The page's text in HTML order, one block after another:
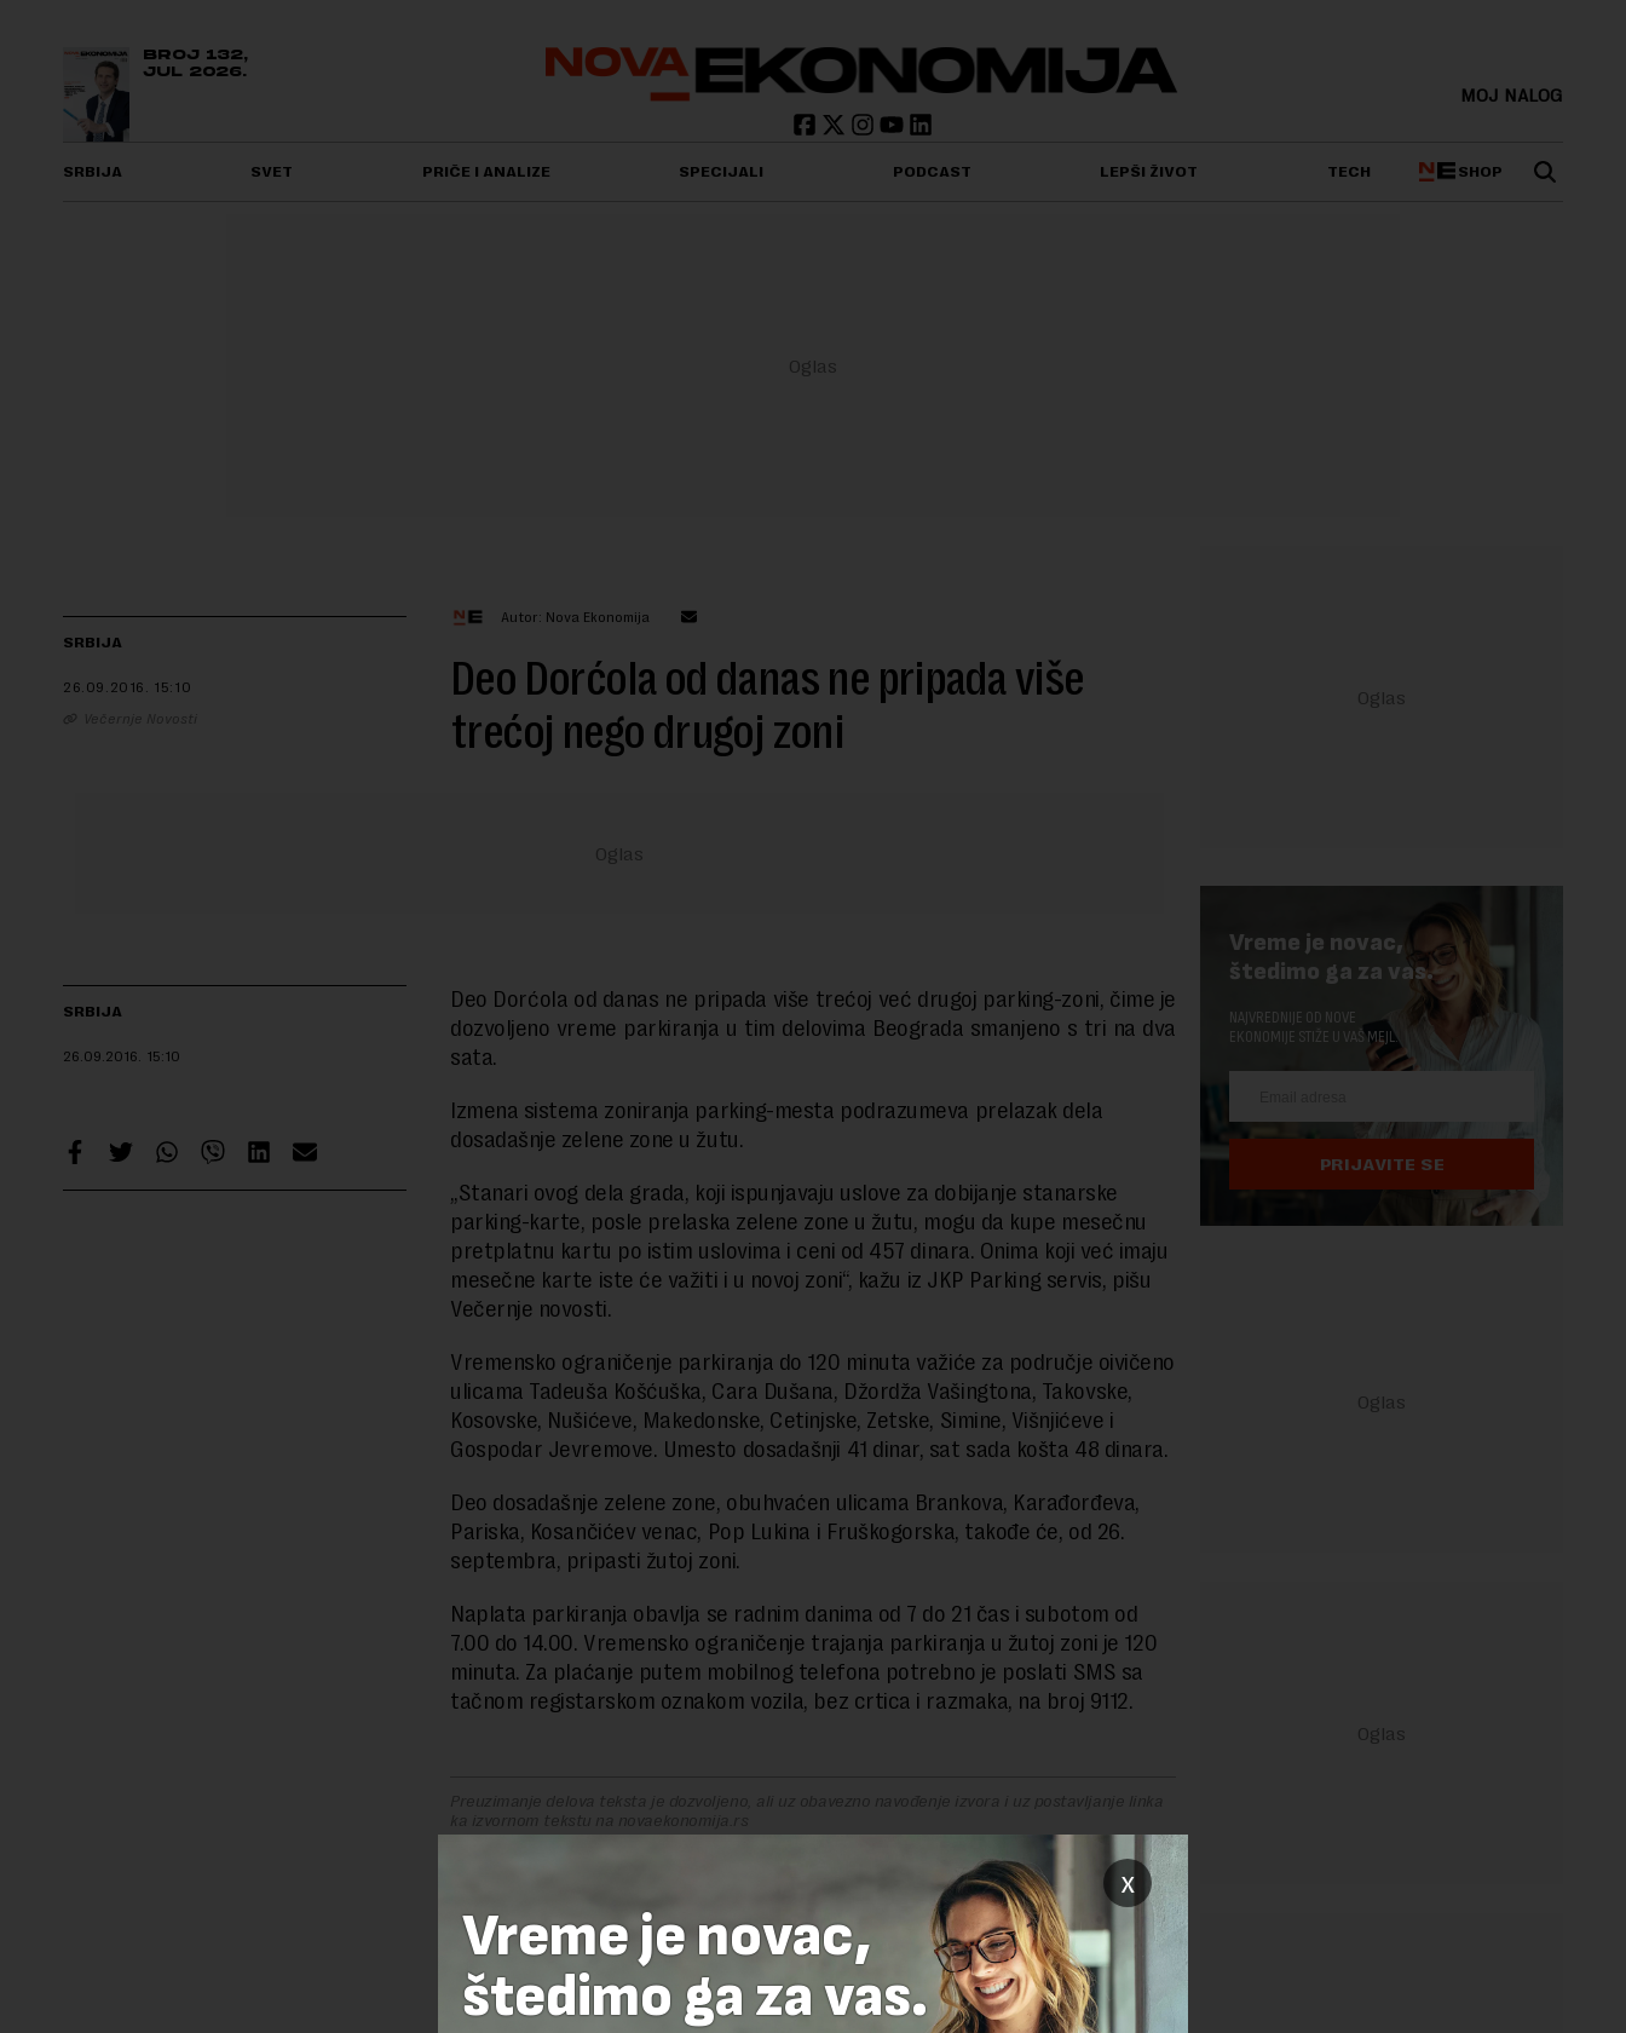
BROJ 132,
JUL 2026.
MOJ NALOG
SRBIJA SVET PRIČE I ANALIZE SPECIJALI PODCAST LEPŠI ŽIVOT TECH SHOP
SRBIJA
26.09.2016. 15:10
Večernje Novosti
Autor: Nova Ekonomija
Deo Dorćola od danas ne pripada više
trećoj nego drugoj zoni
SRBIJA
26.09.2016. 15:10
Deo Dorćola od danas ne pripada više trećoj već drugoj parking-zoni, čime je
dozvoljeno vreme parkiranja u tim delovima Beograda smanjeno s tri na dva
sata.
Izmena sistema zoniranja parking-mesta podrazumeva prelazak dela
dosadašnje zelene zone u žutu.
„Stanari ovog dela grada, koji ispunjavaju uslove za dobijanje stanarske
parking-karte, posle prelaska zelene zone u žutu, mogu da kupe mesečnu
pretplatnu kartu po istim uslovima i ceni od 457 dinara. Onima koji već imaju
mesečne karte iste će važiti i u novoj zoni“, kažu iz JKP Parking servis, pišu
Večernje novosti.
Vremensko ograničenje parkiranja do 120 minuta važiće za područje oivičeno
ulicama Tadeuša Košćuška, Cara Dušana, Džordža Vašingtona, Takovske,
Kosovske, Nušićeve, Makedonske, Cetinjske, Zetske, Simine, Višnjićeve i
Gospodar Jevremove. Umesto dosadašnji 41 dinar, sat sada košta 48 dinara.
Deo dosadašnje zelene zone, obuhvaćen ulicama Brankova, Karađorđeva,
Pariska, Kosančićev venac, Pop Lukina i Fruškogorska, takođe će, od 26.
septembra, pripasti žutoj zoni.
Naplata parkiranja obavlja se radnim danima od 7 do 21 čas i subotom od
7.00 do 14.00. Vremensko ograničenje trajanja parkiranja u žutoj zoni je 120
minuta. Za plaćanje putem mobilnog telefona potrebno je poslati SMS sa
tačnom registarskom oznakom vozila, bez crtica i razmaka, na broj 9112.
Preuzimanje delova teksta je dozvoljeno, ali uz obavezno navođenje izvora i uz postavljanje linka
ka izvornom tekstu na novaekonomija.rs
OSTAVITE ODGOVOR
Vreme je novac,
štedimo ga za vas.
NAJVREDNIJE OD NOVE
EKONOMIJE STIŽE U VAŠ MEJL.
PRIJAVITE SE
x
Vreme je novac,
štedimo ga za vas.